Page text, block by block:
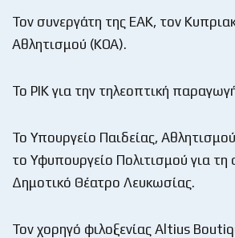
Τον συνεργάτη της ΕΑΚ, τον
Αθλητισμού (ΚΟΑ).
Το ΡΙΚ για την τηλεοπτική
Το Υπουργείο Παιδείας,
το Υφυπουργείο Πολιτισμού για τη
Δημοτικό Θέατρο Λευκωσίας.
Τον χορηγό φιλοξενίας Altius